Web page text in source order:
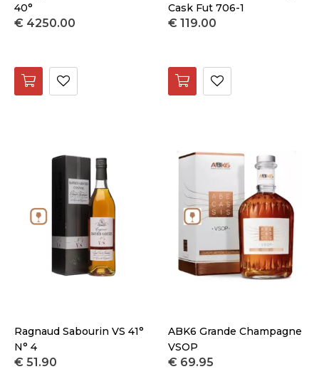
40°
€ 4250.00
Cask Fut 706-1
€ 119.00
Ragnaud Sabourin VS 41°
N° 4
€ 51.90
ABK6 Grande Champagne
VSOP
€ 69.95